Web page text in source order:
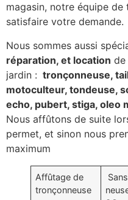
magasin, notre équipe
satisfaire votre demande.
Nous sommes aussi
réparation, et location de
jardin : tronçonneuse,
motoculteur, tondeuse,
echo, pubert, stiga, oleo
Nous affûtons de suite
permet, et sinon nous
maximum
Affûtage de
tronçonneuse